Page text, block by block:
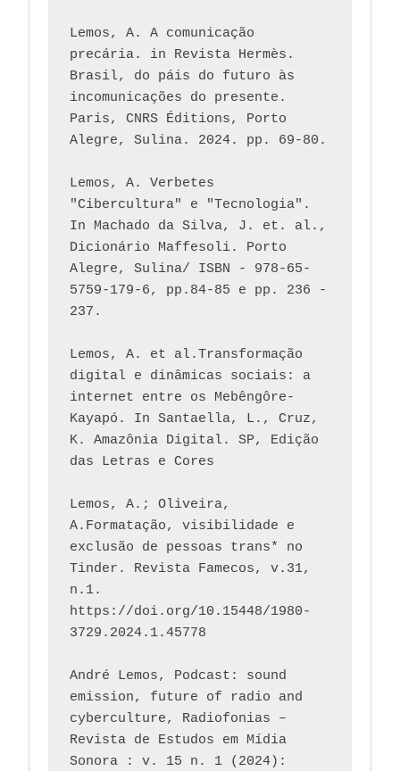
Lemos, A. A comunicação
precária. in Revista Hermès.
Brasil, do páis do futuro às
incomunicações do presente.
Paris, CNRS Éditions, Porto
Lemos, A. Verbetes
"Cibercultura" e "Tecnologia".
In Machado da Silva, J. et. al.,
Dicionário Maffesoli. Porto
Alegre, Sulina/ ISBN - 978-65-
5759-179-6, pp.84-85 e pp. 236 -
237.
Lemos, A. et al.Transformação
digital e dinâmicas sociais: a
internet entre os Mebêngôre-
Kayapó. In Santaella, L., Cruz,
K. Amazônia Digital. SP, Edição
das Letras e Cores
Lemos, A.; Oliveira,
A.Formatação, visibilidade e
exclusão de pessoas trans* no
Tinder. Revista Famecos, v.31,
n.1.
https://doi.org/10.15448/1980-
3729.2024.1.45778
André Lemos, Podcast: sound
emission, future of radio and
cyberculture, Radiofonias –
Revista de Estudos em Mídia
Sonora : v. 15 n. 1 (2024):